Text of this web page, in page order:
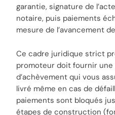
garantie, signature de
notaire, puis paiements
mesure de l’avancement
Ce cadre juridique strict
promoteur doit fournir une
d’achèvement qui vous
livré même en cas de
paiements sont bloqués
étapes de construction